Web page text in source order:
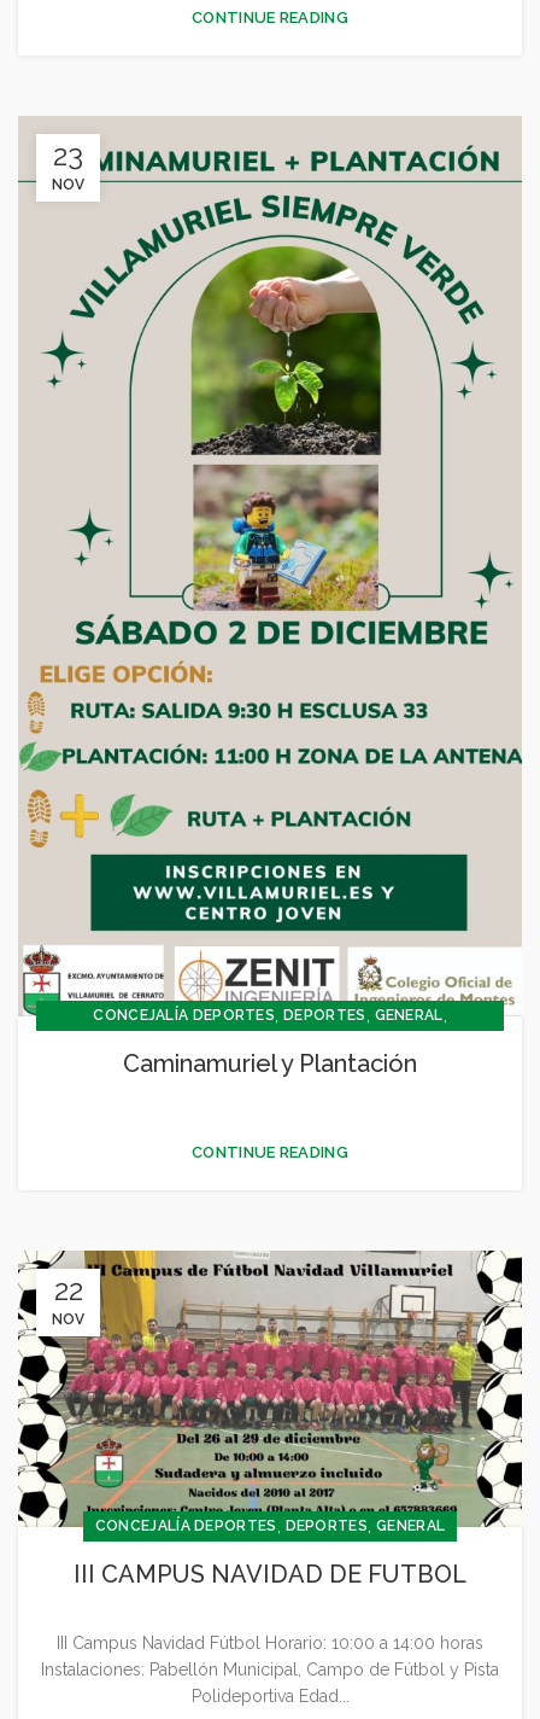
CONTINUE READING
23
NOV
CONCEJALÍA DEPORTES ,DEPORTES GENERAL
Caminamuriel y Plantación
CONTINUE READING
22
NOV
CONCEJALÍA DEPORTES , DEPORTES, GENERAL
III CAMPUS NAVIDAD DE FUTBOL
III Campus Navidad Fútbol Horario: 10:00 a 14:00 horas
Instalaciones: Pabellón Municipal, Campo de Fútbol y Pista
Polideportiva Edad...